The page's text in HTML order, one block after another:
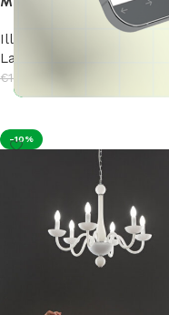
Illuminazione Interni
Lampadari Moderni
€1.628,00
-10%